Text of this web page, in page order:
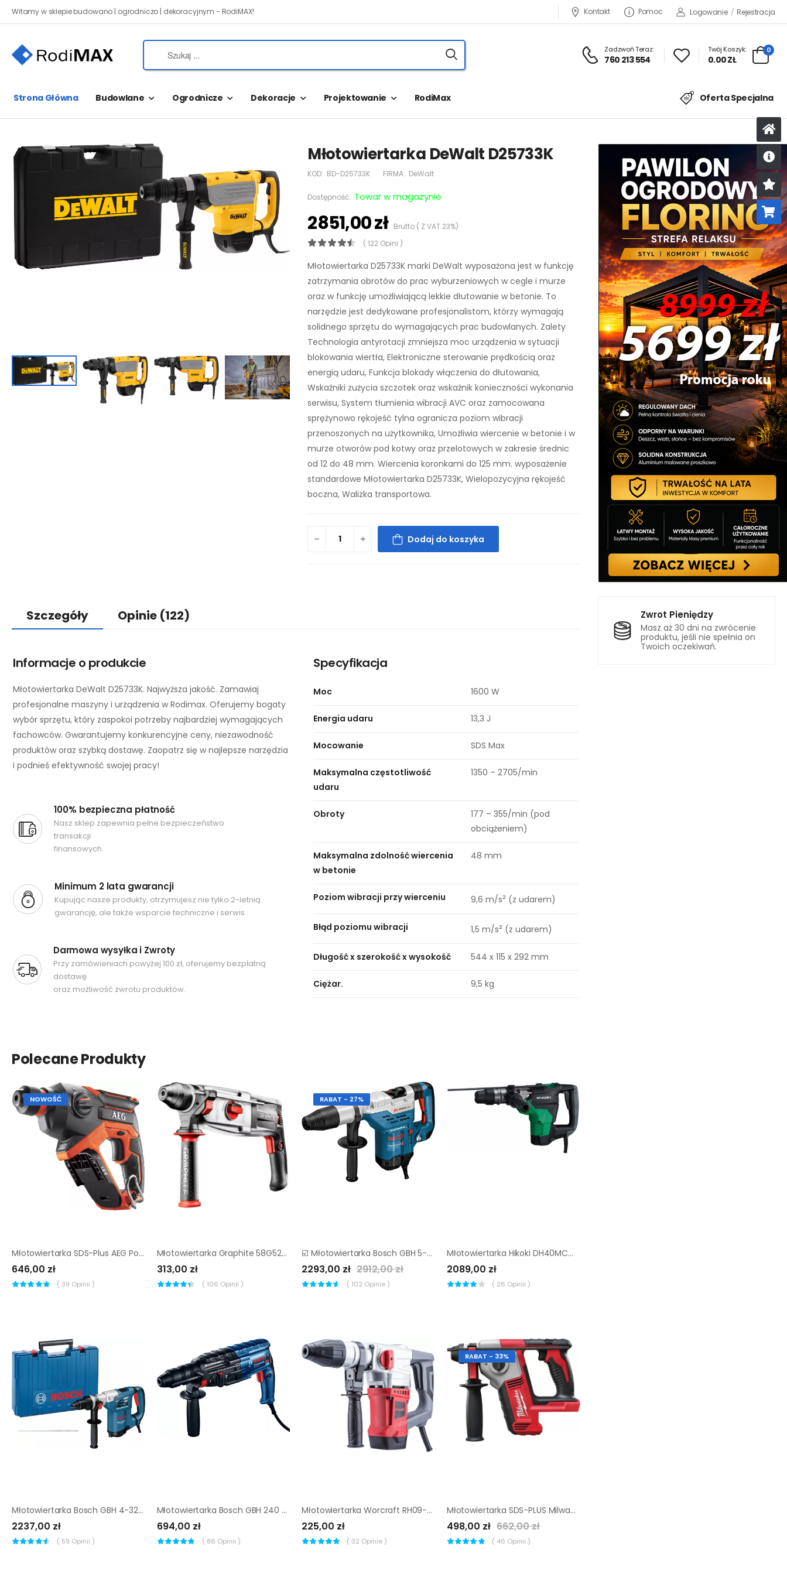
Witamy w sklepie budowano | ogrodniczo | dekoracyjnym - RodiMAX! Kontakt Pomoc Logowanie / Rejestracja
Zadzwoń Teraz:
760 213 554
Twój Koszyk:
0.00 ZŁ
0
Strona Główna Budowlane Ogrodnicze Dekoracje Projektowanie RodiMax Oferta Specjalna
Zwrot Pieniędzy
Masz aż 30 dni na zwrócenie
produktu, jeśli nie spełnia on
Twoich oczekiwań.
Młotowiertarka DeWalt D25733K
KOD: BD-D25733K FIRMA: DeWalt
Dostępność: Towar w magazynie
2851,00 złBrutto ( Z VAT 23%)
( 122 Opini )
Młotowiertarka D25733K marki DeWalt wyposażona jest w funkcję
zatrzymania obrotów do prac wyburzeniowych w cegle i murze
oraz w funkcję umożliwiającą lekkie dłutowanie w betonie. To
narzędzie jest dedykowane profesjonalistom, którzy wymagają
solidnego sprzętu do wymagających prac budowlanych. Zalety
Technologia antyrotacji zmniejsza moc urządzenia w sytuacji
blokowania wiertła, Elektroniczne sterowanie prędkością oraz
energią udaru, Funkcja blokady włączenia do dłutowania,
Wskaźniki zużycia szczotek oraz wskaźnik konieczności wykonania
serwisu, System tłumienia wibracji AVC oraz zamocowana
sprężynowo rękojeść tylna ogranicza poziom wibracji
przenoszonych na użytkownika, Umożliwia wiercenie w betonie i w
murze otworów pod kotwy oraz przelotowych w zakresie średnic
od 12 do 48 mm. Wiercenia koronkami do 125 mm. wyposażenie
standardowe Młotowiertarka D25733K, Wielopozycyjna rękojeść
boczna, Walizka transportowa.
Dodaj do koszyka
Szczegóły Opinie (122)
Informacje o produkcie
Młotowiertarka DeWalt D25733K. Najwyższa jakość. Zamawiaj
profesjonalne maszyny i urządzenia w Rodimax. Oferujemy bogaty
wybór sprzętu, który zaspokoi potrzeby najbardziej wymagających
fachowców. Gwarantujemy konkurencyjne ceny, niezawodność
produktów oraz szybką dostawę. Zaopatrz się w najlepsze narzędzia
i podnieś efektywność swojej pracy!
100% bezpieczna płatność
Nasz sklep zapewnia pełne bezpieczeństwo
transakcji
finansowych.
Minimum 2 lata gwarancji
Kupując nasze produkty, otrzymujesz nie tylko 2-letnią
gwarancję, ale także wsparcie techniczne i serwis.
Darmowa wysyłka i Zwroty
Przy zamówieniach powyżej 100 zł, oferujemy bezpłatną
dostawę
oraz możliwość zwrotu produktów.
Specyfikacja
Moc 1600 W
Energia udaru 13,3 J
Mocowanie SDS Max
Maksymalna częstotliwość
udaru
1350 – 2705/min
Obroty
177 – 355/min (pod
obciążeniem)
Maksymalna zdolność wiercenia
w betonie
48 mm
Poziom wibracji przy wierceniu 9,6 m/s² (z udarem)
Błąd poziomu wibracji 1,5 m/s² (z udarem)
Długość x szerokość x wysokość 544 x 115 x 292 mm
Ciężar. 9,5 kg
Polecane Produkty
NOWOŚĆ
Młotowiertarka SDS-Plus AEG PowerTools BBH18C-0 |
646,00 zł
( 39 Opinii )
Młotowiertarka Graphite 58G527 SDS Plus (+ walizka) |
313,00 zł
( 106 Opinii )
RABAT - 27%
☑️ Młotowiertarka Bosch GBH 5-40 DCE ▷▷
2293,00 zł 2912,00 zł
( 102 Opinie )
Młotowiertarka Hikoki DH40MCWSZ SDS MAX
2089,00 zł
( 26 Opinii )
Młotowiertarka Bosch GBH 4-32 DFR Professional |
2237,00 zł
( 59 Opinii )
Młotowiertarka Bosch GBH 240 F Professional SDS plus |
694,00 zł
( 86 Opinii )
Młotowiertarka Worcraft RH09-26X
225,00 zł
( 32 Opinie )
RABAT - 33%
Młotowiertarka SDS-PLUS Milwaukee M18 BH-0
498,00 zł 662,00 zł
( 46 Opinii )